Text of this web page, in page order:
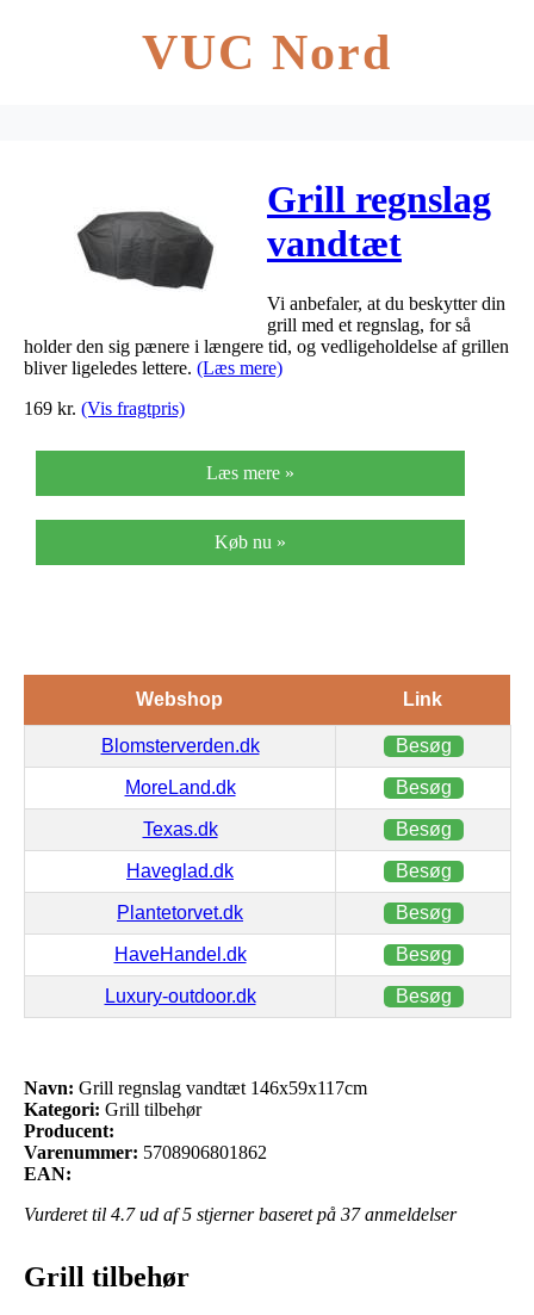
VUC Nord
Grill regnslag
vandtæt
146x59x117cm
Vi anbefaler, at du beskytter din
grill med et regnslag, for så
holder den sig pænere i længere tid, og vedligeholdelse af grillen
bliver ligeledes lettere. (Læs mere)
169 kr. (Vis fragtpris)
Læs mere »
Køb nu »
Webshop Link
Blomsterverden.dk Besøg
MoreLand.dk Besøg
Texas.dk Besøg
Haveglad.dk Besøg
Plantetorvet.dk Besøg
HaveHandel.dk Besøg
Luxury-outdoor.dk Besøg
Navn: Grill regnslag vandtæt 146x59x117cm
Kategori: Grill tilbehør
Producent:
Varenummer: 5708906801862
EAN:
Vurderet til 4.7ud af 5 stjerner baseret på 37anmeldelser
Grill tilbehør